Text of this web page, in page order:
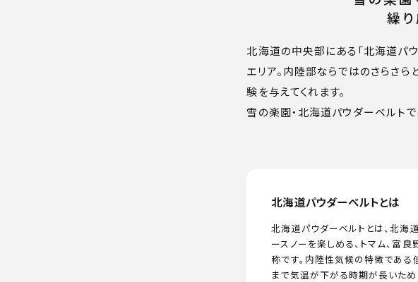
繰
北海道の中央部にある「北海道パ
エリア。内陸部ならではのさらさ
験を与えてくれます。
雪の楽園・北海道パウダーベルト
北海道パウダーベルトとは
北海道パウダーベルトとは、北海
ースノーを楽しめる、トマム、富
称です。内陸性気候の特徴である
まで気温が下がる時期が長いた